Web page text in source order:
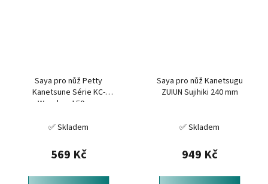
Saya pro nůž Petty
Kanetsune Série KC-
Wooden, 150 mm
✅ Skladem
569 Kč
Saya pro nůž Kanetsugu
ZUIUN Sujihiki 240 mm
✅ Skladem
949 Kč